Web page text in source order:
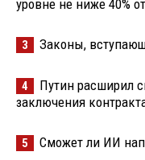
уровне не ниже 40%
3 Законы,
4
Путин расширил
заключения
5 Сможет ли ИИ